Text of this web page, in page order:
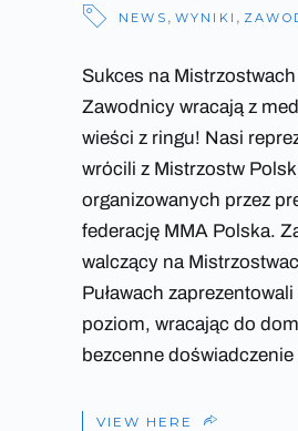
NEWS , WYNIKI ,
Sukces na
Zawodnicy wracają z
wieści z ringu! Nasi
wrócili z Mistrzostw
organizowanych przez
federację MMA Polska.
walczący na
Puławach
poziom, wracając do
bezcenne doświadczenie
VIEW HERE